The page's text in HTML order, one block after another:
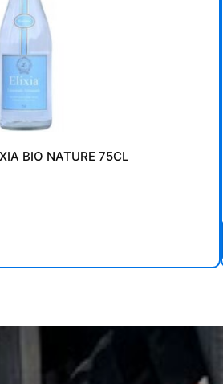
BIO NATURE 75CL